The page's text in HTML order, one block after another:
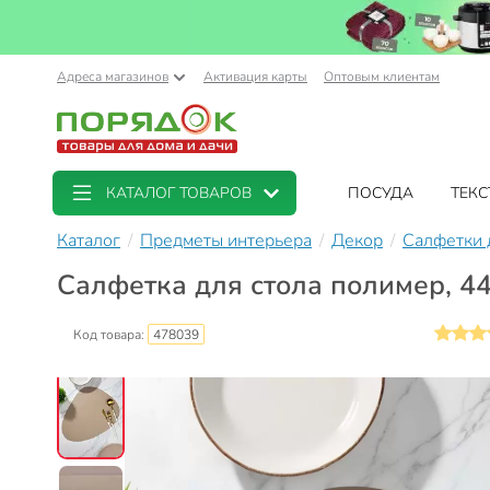
Адреса магазинов Активация карты Оптовым клиентам
КАТАЛОГ ТОВАРОВ ПОСУДА
Каталог Предметы интерьера Декор Салфетки
Салфетка для стола полимер,
Код товара: 478039